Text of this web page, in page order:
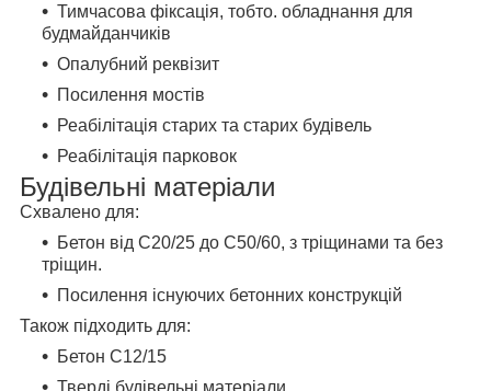
Тимчасова фіксація, тобто. обладнання для
будмайданчиків
Опалубний реквізит
Посилення мостів
Реабілітація старих та старих будівель
Реабілітація парковок
Будівельні матеріали
Схвалено для:
Бетон від C20/25 до C50/60, з тріщинами та без
тріщин.
Посилення існуючих бетонних конструкцій
Також підходить для:
Бетон С12/15
Тверді будівельні матеріали